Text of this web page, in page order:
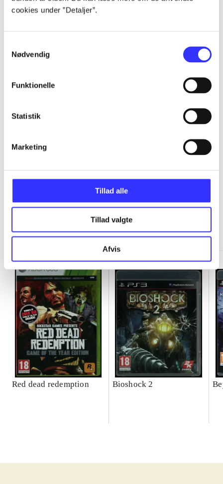
cookies under ”Detaljer”.
Nødvendig
Funktionelle
Statistik
Marketing
Tillad alle
Tillad valgte
Afvis
...
...
...
...
Red dead redemption Bioshock 2